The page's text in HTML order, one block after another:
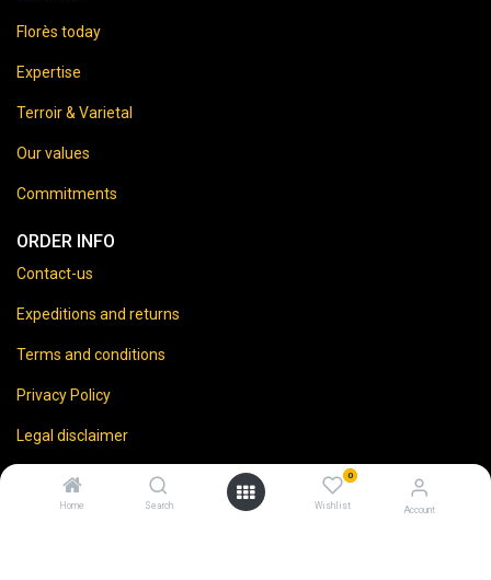
Home Search
0
Wishlist Account
Florès today
Expertise
Terroir & Varietal
Our values
Commitments
ORDER INFO
Contact-us
Expeditions and returns
Terms and conditions
Privacy Policy
Legal disclaimer